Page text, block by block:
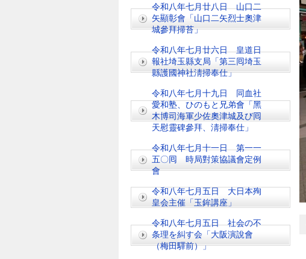
令和八年七月廿八日 山口二
矢顯彰會「山口二矢烈士奧津
城參拜掃苔」
令和八年七月廿六日 皇道日
報社埼玉縣支局「第三囘埼玉
縣護國神社淸掃奉仕」
令和八年七月十九日 同血社
愛和塾、ひのもと兄弟會「黑
木博司海軍少佐奧津城及び囘
天慰靈碑參拜、淸掃奉仕」
令和八年七月十一日 第一一
五〇囘 時局對策協議會定例
會
令和八年七月五日 大日本殉
皇会主催「玉鉾講座」
令和八年七月五日 社会の不
条理を糾す会「大阪演說會
（梅田驛前）」